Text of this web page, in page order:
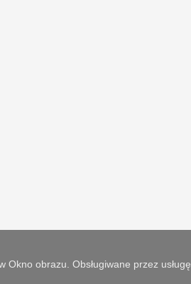
Okno obrazu. Obsługiwane przez usługę